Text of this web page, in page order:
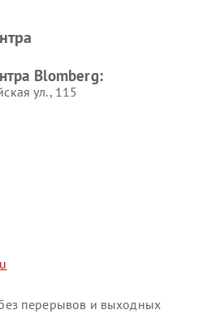
Blomberg:
ул., 115
перерывов и выходных